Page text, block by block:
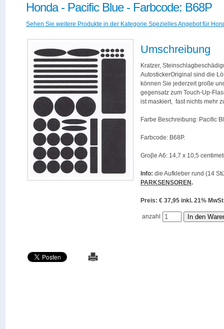
Honda - Pacific Blue - Farbcode: B68P
Sehen Sie weitere Produkte in der Kategorie Spezielles Angebot für
Umschreibung
Kratzer,
AutostickerOriginal sind die
können Sie jederzeit große
gegensatz zum Touch-Up-
ist maskiert, fast nichts mehr
Farbe Beschreibung: Pacific
Farbcode: B68P.
Groβe A6: 14,7 x 10,5
Info: die Aufkleber rund (14
PARKSENSOREN.
Preis: € 37,95 inkl. 21%
anzahl